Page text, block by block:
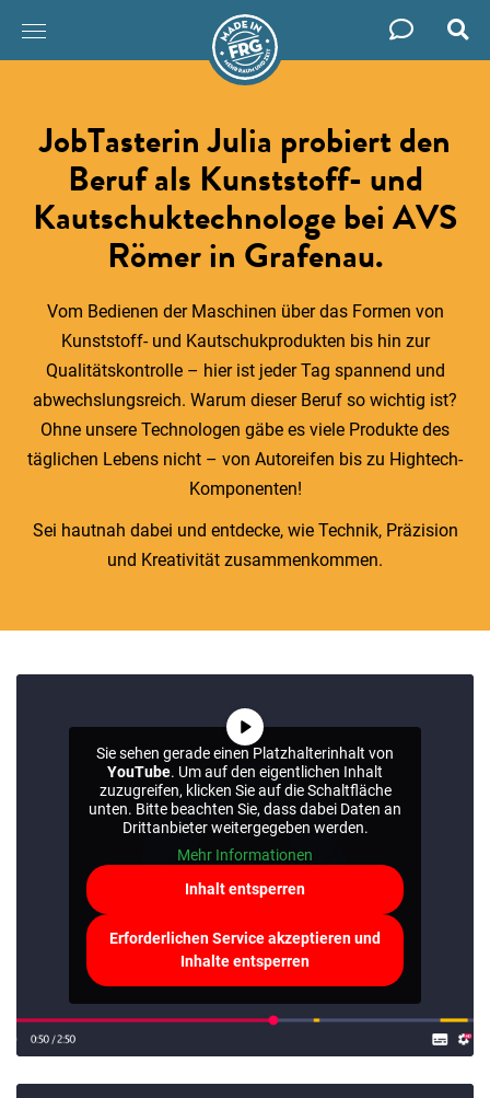
springenJobTasterin Julia probiert den
Beruf als Kunststoff- und
Kautschuktechnologe bei AVS
Römer in Grafenau.
Vom Bedienen der Maschinen über das Formen von
Kunststoff- und Kautschukprodukten bis hin zur
Qualitätskontrolle – hier ist jeder Tag spannend und
abwechslungsreich. Warum dieser Beruf so wichtig ist?
Ohne unsere Technologen gäbe es viele Produkte des
täglichen Lebens nicht – von Autoreifen bis zu Hightech-
Komponenten!
Sei hautnah dabei und entdecke, wie Technik, Präzision
und Kreativität zusammenkommen.
Sie sehen gerade einen Platzhalterinhalt von
YouTube. Um auf den eigentlichen Inhalt
zuzugreifen, klicken Sie auf die Schaltfläche
unten. Bitte beachten Sie, dass dabei Daten an
Drittanbieter weitergegeben werden.
Mehr Informationen
Inhalt entsperren
Erforderlichen Service akzeptieren und
Inhalte entsperren